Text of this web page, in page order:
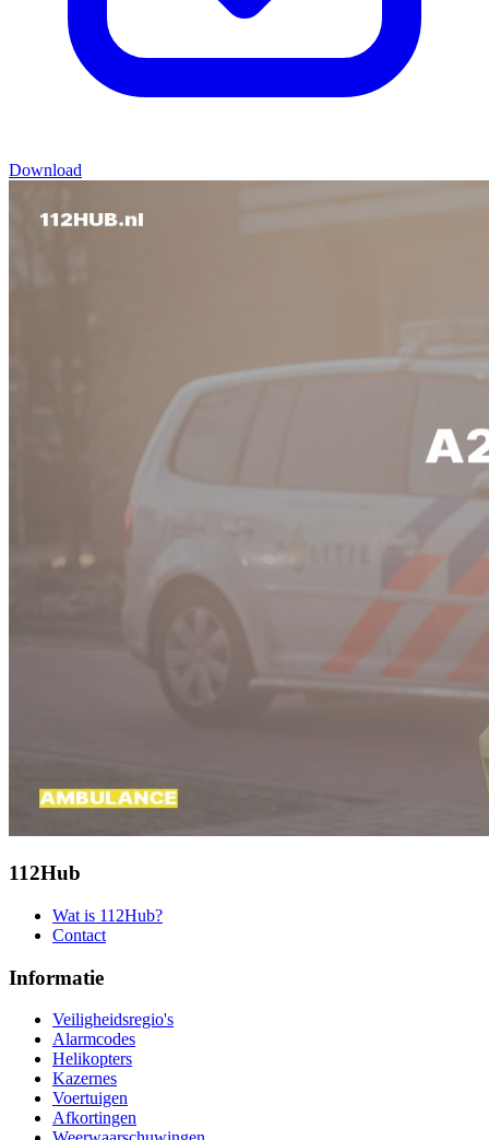
Download
112Hub
Wat is 112Hub?
Contact
Informatie
Veiligheidsregio's
Alarmcodes
Helikopters
Kazernes
Voertuigen
Afkortingen